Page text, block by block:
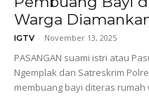
Warga
IGTV - November 13, 2025
PASANGAN suami istri atau
Ngemplak dan Satreskrim
membuang bayi diteras rumah